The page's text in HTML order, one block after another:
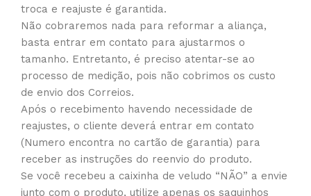
troca e reajuste é garantida.
Não cobraremos nada para reformar a aliança,
basta entrar em contato para ajustarmos o
tamanho. Entretanto, é preciso atentar-se ao
processo de medição, pois não cobrimos os custo
de envio dos Correios.
Após o recebimento havendo necessidade de
reajustes, o cliente deverá entrar em contato
(Numero encontra no cartão de garantia) para
receber as instruções do reenvio do produto.
Se você recebeu a caixinha de veludo “NÃO” a envie
junto com o produto, utilize apenas os saquinhos